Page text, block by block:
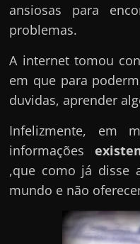
ansiosas para
problemas.
A internet tomou
em que para
duvidas, aprender
Infelizmente, em
informações
,que como já disse
mundo e não